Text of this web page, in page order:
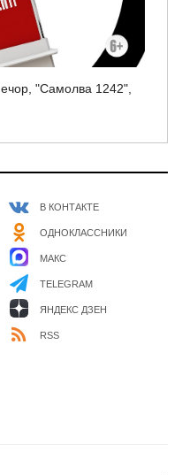
"Самолва 1242",
В КОНТАКТЕ
ОДНОКЛАССНИКИ
МАКС
TELEGRAM
ЯНДЕКС ДЗЕН
RSS